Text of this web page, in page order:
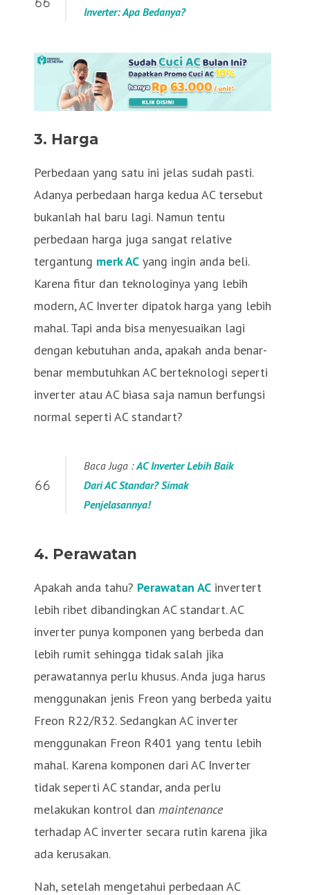
Inverter: Apa Bedanya?
3. Harga
Perbedaan yang satu ini jelas sudah pasti.
Adanya perbedaan harga kedua AC tersebut
bukanlah hal baru lagi. Namun tentu
perbedaan harga juga sangat relative
tergantung merk AC yang ingin anda beli.
Karena fitur dan teknologinya yang lebih
modern, AC Inverter dipatok harga yang lebih
mahal. Tapi anda bisa menyesuaikan lagi
dengan kebutuhan anda, apakah anda benar-
benar membutuhkan AC berteknologi seperti
inverter atau AC biasa saja namun berfungsi
normal seperti AC standart?
Baca Juga : AC Inverter Lebih Baik
Dari AC Standar? Simak
Penjelasannya!
4. Perawatan
Apakah anda tahu? Perawatan AC invertert
lebih ribet dibandingkan AC standart. AC
inverter punya komponen yang berbeda dan
lebih rumit sehingga tidak salah jika
perawatannya perlu khusus. Anda juga harus
menggunakan jenis Freon yang berbeda yaitu
Freon R22/R32. Sedangkan AC inverter
menggunakan Freon R401 yang tentu lebih
mahal. Karena komponen dari AC Inverter
tidak seperti AC standar, anda perlu
melakukan kontrol dan maintenance
terhadap AC inverter secara rutin karena jika
ada kerusakan.
Nah, setelah mengetahui perbedaan AC